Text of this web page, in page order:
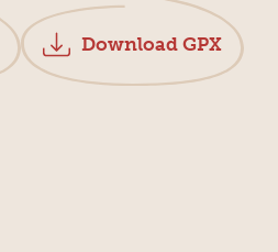
Download GPX